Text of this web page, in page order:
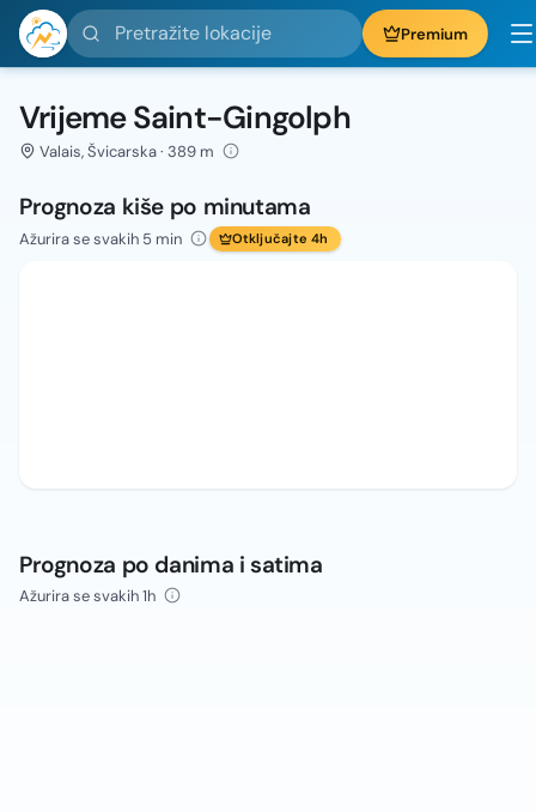
Pretražite lokacije Premium
Vrijeme Saint-Gingolph
Valais, Švicarska · 389 m
Prognoza kiše po minutama
Ažurira se svakih 5 min Otključajte 4h
Prognoza po danima i satima
Ažurira se svakih 1h